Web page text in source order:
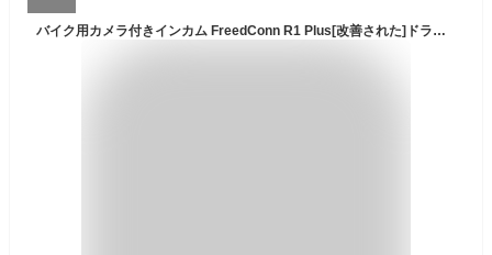
バイク用カメラ付きインカム FreedConn R1 Plus[改善された]ドライブレコーダー 1080P ループ録画 Bluetooth 5.0 WIFI搭載 6人通話 防水（64Gメモリーカードがギフトとして含まれています）